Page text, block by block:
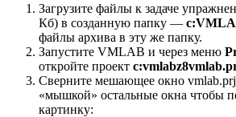
Загрузите файлы к задаче
Кб) в созданную папку —
файлы архива в эту же папку.
Запустите VMLAB и через меню
откройте проект
Сверните мешающее окно vmlab.prj
«мышкой» остальные окна чтобы
картинку: